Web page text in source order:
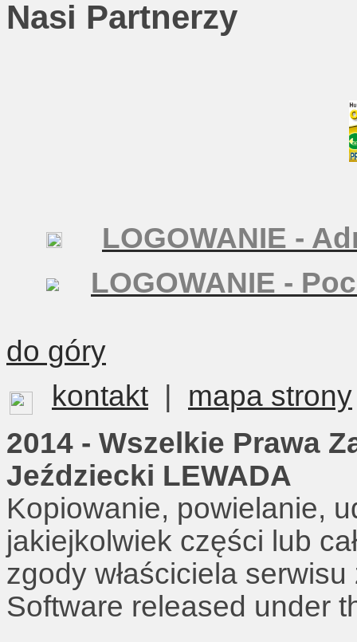
Nasi Partnerzy
LOGOWANIE -
LOGOWANIE -
do góry
kontakt
mapa strony
2014 - Wszelkie Prawa
Jeździecki LEWADA
Kopiowanie, powielanie,
jakiejkolwiek części lub
zgody właściciela
Software released under